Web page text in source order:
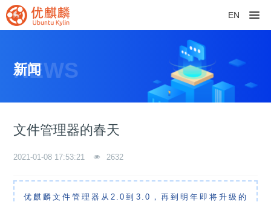
EN
NEWS
新闻
文件管理器的春天
2021-01-08 17:53:21 2632
优麒麟文件管理器从2.0到3.0，再到明年即将升级的